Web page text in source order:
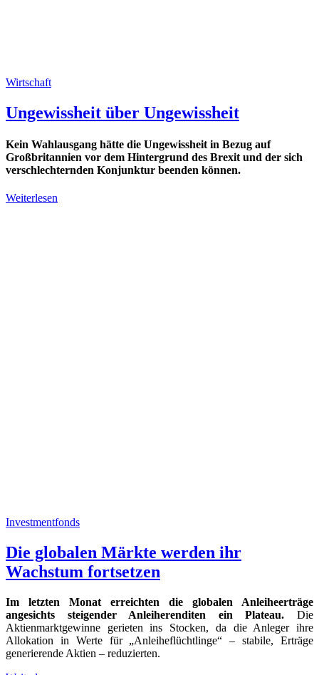
Wirtschaft
Ungewissheit über Ungewissheit
Kein Wahlausgang hätte die Ungewissheit in Bezug auf
Großbritannien vor dem Hintergrund des Brexit und der sich
verschlechternden Konjunktur beenden können.
Weiterlesen
Investmentfonds
Die globalen Märkte werden ihr
Wachstum fortsetzen
Im letzten Monat erreichten die globalen Anleiheerträge
angesichts steigender Anleiherenditen ein Plateau. Die
Aktienmarktgewinne gerieten ins Stocken, da die Anleger ihre
Allokation in Werte für „Anleiheflüchtlinge“ – stabile, Erträge
generierende Aktien – reduzierten.